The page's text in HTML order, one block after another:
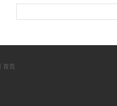
首页